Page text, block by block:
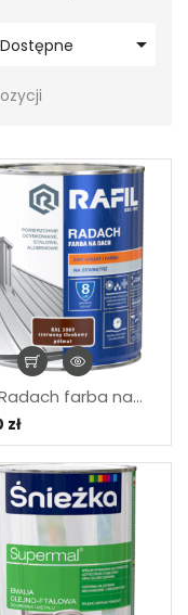
Dostępne 
farba na...
zł